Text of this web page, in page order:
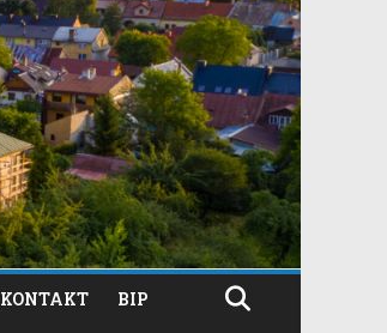
KONTAKT BIP